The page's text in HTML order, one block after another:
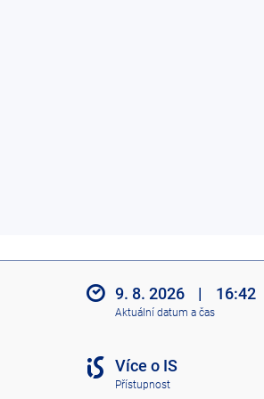
9. 8. 2026 | 16:42
Aktuální datum a čas
Více o IS
Přístupnost